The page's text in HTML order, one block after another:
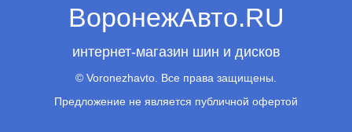
ВоронежАвто.RU
интернет-магазин шин и дисков
© Voronezhavto. Все права защищены.
Предложение не является публичной офертой